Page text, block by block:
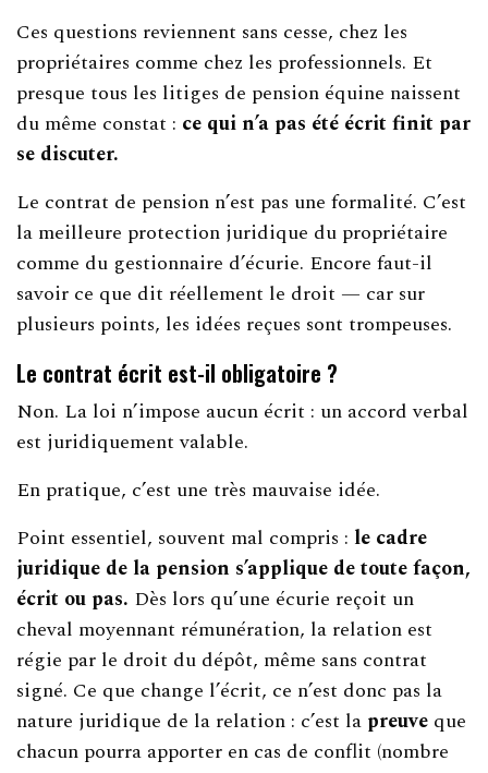
Ces questions reviennent sans cesse, chez les
propriétaires comme chez les professionnels. Et
presque tous les litiges de pension équine naissent
du même constat : ce qui n’a pas été écrit finit par
se discuter.
Le contrat de pension n’est pas une formalité. C’est
la meilleure protection juridique du propriétaire
comme du gestionnaire d’écurie. Encore faut-il
savoir ce que dit réellement le droit — car sur
plusieurs points, les idées reçues sont trompeuses.
Le contrat écrit est-il obligatoire ?
Non. La loi n’impose aucun écrit : un accord verbal
est juridiquement valable.
En pratique, c’est une très mauvaise idée.
Point essentiel, souvent mal compris : le cadre
juridique de la pension s’applique de toute façon,
écrit ou pas. Dès lors qu’une écurie reçoit un
cheval moyennant rémunération, la relation est
régie par le droit du dépôt, même sans contrat
signé. Ce que change l’écrit, ce n’est donc pas la
nature juridique de la relation : c’est la preuve que
chacun pourra apporter en cas de conflit (nombre